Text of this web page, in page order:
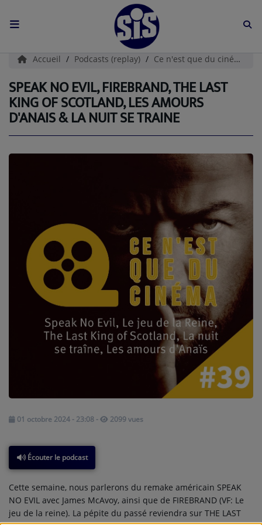
ACCUEIL
L'HISTOIRE DE S.I.S
BOUTIQUE
Contact
CONTACTEZ-NOUS
A PROPOS DE NOUS
Accueil Podcasts (replay) Ce n'est que du cinéma
SPEAK NO EVIL, FIREBRAND, THE LAST
KING OF SCOTLAND, LES AMOURS
D'ANAIS & LA NUIT SE TRAINE
01 octobre 2024 - 23:08 - 2099 vues
Écouter le podcast
Cette semaine, nous parlerons du remake américain SPEAK
NO EVIL avec James McAvoy, ainsi que de FIREBRAND (VF: Le
jeu de la reine). La pépite du passé reviendra sur THE LAST